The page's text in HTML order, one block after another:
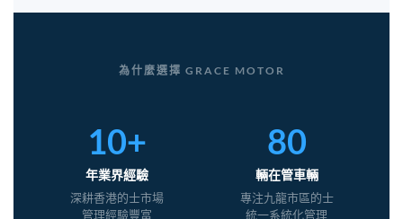
為什麼選擇 GRACE MOTOR
10+
年業界經驗
深耕香港的士市場
管理經驗豐富
80
輛在管車輛
專注九龍市區的士
統一系統化管理